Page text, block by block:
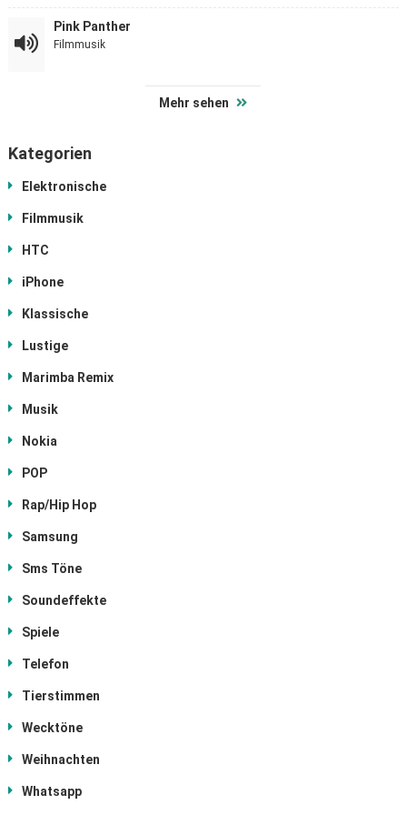
Pink Panther
Filmmusik
Mehr sehen
Kategorien
Elektronische
Filmmusik
HTC
iPhone
Klassische
Lustige
Marimba Remix
Musik
Nokia
POP
Rap/Hip Hop
Samsung
Sms Töne
Soundeffekte
Spiele
Telefon
Tierstimmen
Wecktöne
Weihnachten
Whatsapp